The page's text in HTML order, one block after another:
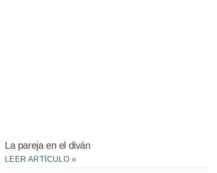
La pareja en el diván
LEER ARTÍCULO »